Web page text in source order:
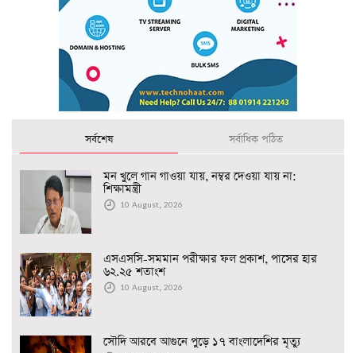
সর্বশেষ সর্বাধিক পঠিত
মন খুলে গান গাওয়া যায়, নম্বর দেওয়া যায় না:
শিক্ষামন্ত্রী
10 August, 2026
এসএসসি-সমমান পরীক্ষার ফল প্রকাশ, পাসের হার
৬২.২৫ শতাংশ
10 August, 2026
সৌদি আরবে আগুনে পুড়ে ১৭ বাংলাদেশির মৃত্যু